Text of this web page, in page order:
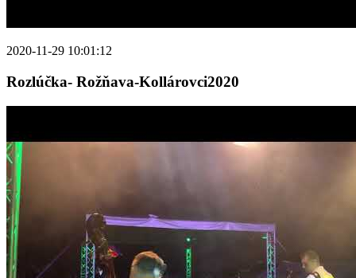
2020-11-29 10:01:12
Rozlúčka- Rožňava-Kollárovci2020